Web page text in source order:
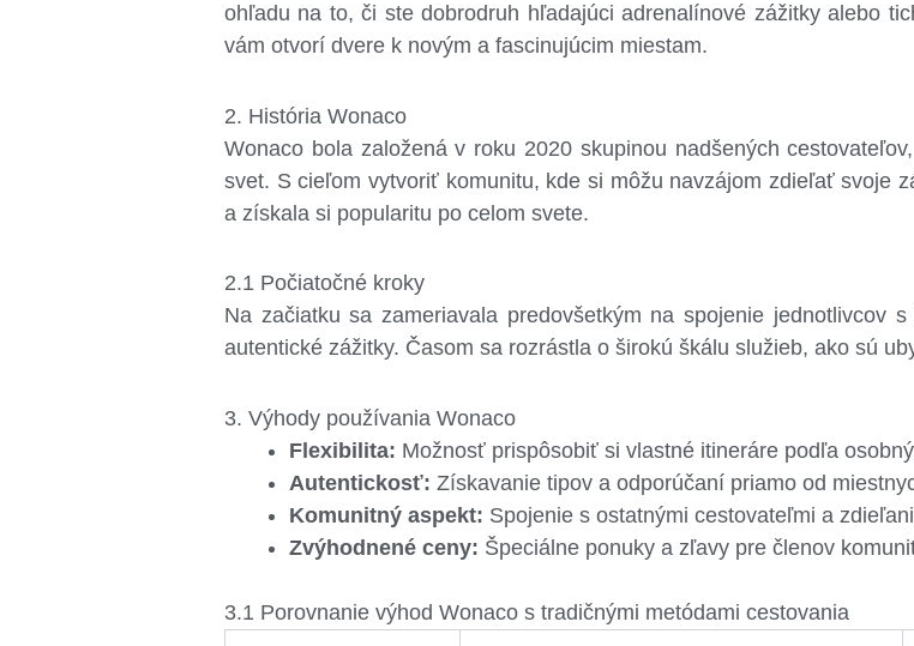
ohľadu na to, či ste dobrodruh hľadajúci adrenalínové zážitky alebo
vám otvorí dvere k novým a fascinujúcim miestam.
2. História Wonaco
Wonaco bola založená v roku 2020 skupinou nadšených
svet. S cieľom vytvoriť komunitu, kde si môžu navzájom zdieľať svoje
a získala si popularitu po celom svete.
2.1 Počiatočné kroky
Na začiatku sa zameriavala predovšetkým na spojenie jednotlivcov
autentické zážitky. Časom sa rozrástla o širokú škálu služieb, ako sú
3. Výhody používania Wonaco
Flexibilita: Možnosť prispôsobiť si vlastné itineráre podľa
Autentickosť: Získavanie tipov a odporúčaní priamo od
Komunitný aspekt: Spojenie s ostatnými cestovateľmi a
Zvýhodnené ceny: Špeciálne ponuky a zľavy pre členov
3.1 Porovnanie výhod Wonaco s tradičnými metódami cestovania